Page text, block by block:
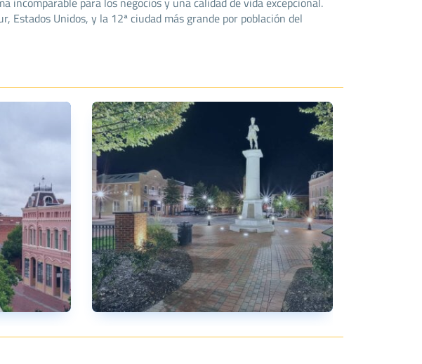
Estados Unidos, y la 12ª ciudad más grande por población del